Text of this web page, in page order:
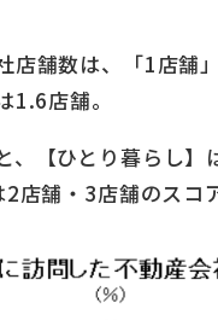
店舗数は、「1店
1.6店舗。
、【ひとり暮らし
店舗・3店舗のスコ